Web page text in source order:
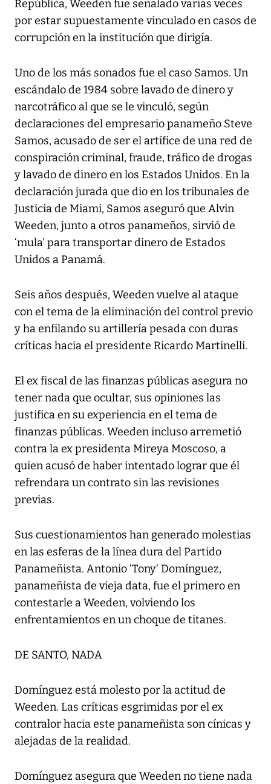
República, Weeden fue señalado varias veces
por estar supuestamente vinculado en casos de
corrupción en la institución que dirigía.
Uno de los más sonados fue el caso Samos. Un
escándalo de 1984 sobre lavado de dinero y
narcotráfico al que se le vinculó, según
declaraciones del empresario panameño Steve
Samos, acusado de ser el artífice de una red de
conspiración criminal, fraude, tráfico de drogas
y lavado de dinero en los Estados Unidos. En la
declaración jurada que dio en los tribunales de
Justicia de Miami, Samos aseguró que Alvin
Weeden, junto a otros panameños, sirvió de
‘mula’ para transportar dinero de Estados
Unidos a Panamá.
Seis años después, Weeden vuelve al ataque
con el tema de la eliminación del control previo
y ha enfilando su artillería pesada con duras
críticas hacia el presidente Ricardo Martinelli.
El ex fiscal de las finanzas públicas asegura no
tener nada que ocultar, sus opiniones las
justifica en su experiencia en el tema de
finanzas públicas. Weeden incluso arremetió
contra la ex presidenta Mireya Moscoso, a
quien acusó de haber intentado lograr que él
refrendara un contrato sin las revisiones
previas.
Sus cuestionamientos han generado molestias
en las esferas de la línea dura del Partido
Panameñista. Antonio ‘Tony’ Domínguez,
panameñista de vieja data, fue el primero en
contestarle a Weeden, volviendo los
enfrentamientos en un choque de titanes.
DE SANTO, NADA
Domínguez está molesto por la actitud de
Weeden. Las críticas esgrimidas por el ex
contralor hacia este panameñista son cínicas y
alejadas de la realidad.
Domínguez asegura que Weeden no tiene nada